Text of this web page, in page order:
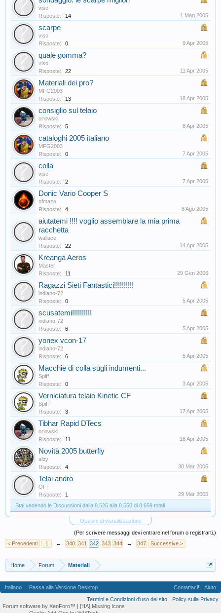
viso
Risposte:
14 1 Mag 2005
scarpe
viso
Risposte:
0 9 Apr 2005
quale gomma?
viso
Risposte:
22 11 Apr 2005
Materiali dei pro?
MFG2003
Risposte:
13 18 Apr 2005
consiglio sul telaio
orlowski
Risposte:
5 8 Apr 2005
cataloghi 2005 italiano
MFG2003
Risposte:
0 7 Apr 2005
colla
viso
Risposte:
2 7 Apr 2005
Donic Vario Cooper S
ofmaze
Risposte:
4 8 Ago 2005
aiutatemi !!!! voglio assemblare la mia prima
racchetta
wallace
Risposte:
22 14 Apr 2005
Kreanga Aeros
Master
Risposte:
11 29 Gen 2006
Ragazzi Sieti Fantastici!!!!!!!!!!
indiano-72
Risposte:
0 5 Apr 2005
scusatemi!!!!!!!!!!
indiano-72
Risposte:
6 5 Apr 2005
yonex vcon-17
indiano-72
Risposte:
6 5 Apr 2005
Macchie di colla sugli indumenti...
Spiff
Risposte:
0 3 Apr 2005
Verniciatura telaio Kinetic CF
Spiff
Risposte:
3 17 Apr 2005
Tibhar Rapid DTecs
orlowski
Risposte:
11 18 Apr 2005
Novità 2005 butterfly
alby
Risposte:
4 30 Mar 2005
Telai andro
OFF
Risposte:
1
29 Mar 2005
Stai vedendo le Discussioni dalla 8.526 alla 8.550 di 8.659 totali
Opzioni di visualizzazione
(Per scrivere messaggi devi entrare nel forum o registrarti.)
< Precedenti
1 ← 340 341 342 343 344 → 347 Successive >
Home Forum Materiali
Italiano Passa alla Versione Desktop Contattaci!
Aiuto
Termini e Condizioni d'uso del sito
Policy sulla Privacy
Forum software by XenForo™ | [HA] Missing Icons